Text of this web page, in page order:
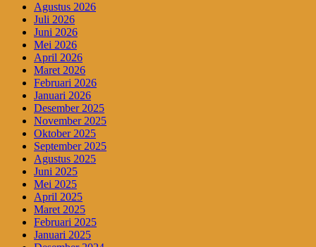
Agustus 2026
Juli 2026
Juni 2026
Mei 2026
April 2026
Maret 2026
Februari 2026
Januari 2026
Desember 2025
November 2025
Oktober 2025
September 2025
Agustus 2025
Juni 2025
Mei 2025
April 2025
Maret 2025
Februari 2025
Januari 2025